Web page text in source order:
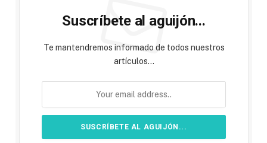
Suscríbete al aguijón...
Te mantendremos informado de todos nuestros
artículos...